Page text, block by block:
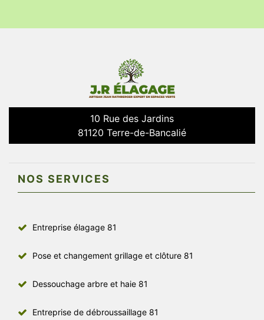
10 Rue des Jardins
81120 Terre-de-Bancalié
NOS SERVICES
Entreprise élagage 81
Pose et changement grillage et clôture 81
Dessouchage arbre et haie 81
Entreprise de débroussaillage 81